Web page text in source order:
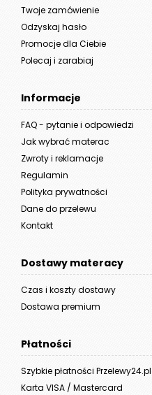
Twoje zamówienie
Odzyskaj hasło
Promocje dla Ciebie
Polecaj i zarabiaj
Informacje
FAQ - pytanie i odpowiedzi
Jak wybrać materac
Zwroty i reklamacje
Regulamin
Polityka prywatności
Dane do przelewu
Kontakt
Dostawy materacy
Czas i koszty dostawy
Dostawa premium
Płatności
Szybkie płatności Przelewy24.pl
Karta VISA / Mastercard